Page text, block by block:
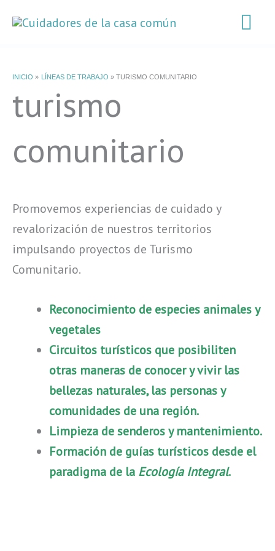
INICIO LÍNEAS DE TRABAJO TURISMO COMUNITARIO
turismo
comunitario
Promovemos experiencias de cuidado y
revalorización de nuestros territorios
impulsando proyectos de Turismo
Comunitario.
Reconocimiento de especies animales y
vegetales
Circuitos turísticos que posibiliten
otras maneras de conocer y vivir las
bellezas naturales, las personas y
comunidades de una región.
Limpieza de senderos y mantenimiento.
Formación de guías turísticos desde el
paradigma de la Ecología Integral.